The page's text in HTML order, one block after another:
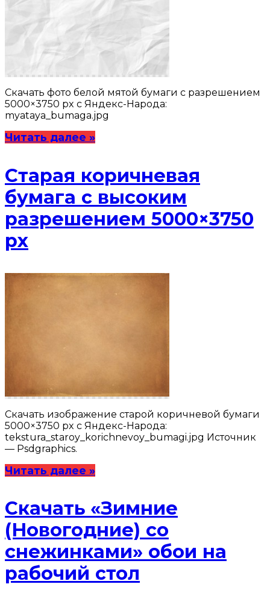
Скачать фото белой мятой бумаги с разрешением
5000×3750 px с Яндекс-Народа:
myataya_bumaga.jpg
Читать далее »
Старая коричневая
бумага с высоким
разрешением 5000×3750
px
Скачать изображение старой коричневой бумаги
5000×3750 px с Яндекс-Народа:
tekstura_staroy_korichnevoy_bumagi.jpg Источник
— Psdgraphics.
Читать далее »
Скачать «Зимние
(Новогодние) со
снежинками» обои на
рабочий стол